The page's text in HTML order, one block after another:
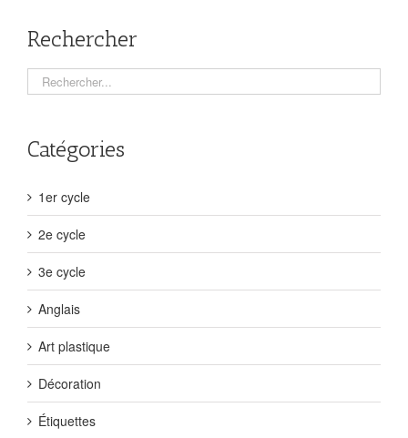
Rechercher
Catégories
1er cycle
2e cycle
3e cycle
Anglais
Art plastique
Décoration
Étiquettes